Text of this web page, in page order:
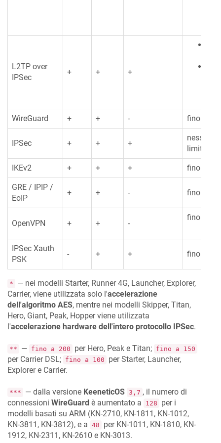
L2TP over
IPSec
+ + +
WireGuard + + - fino a 32
IPSec + + +
nessuna
IKEv2 + + + fino a 32
GRE / IPIP /
EoIP
+ + - fino a
OpenVPN + + -
fino a 32
IPSec Xauth
PSK
- + + fino a 32
*
— nei modelli Starter, Runner 4G, Launcher, Explorer,
Carrier, viene utilizzata solo l'accelerazione
dell'algoritmo AES, mentre nei modelli Skipper, Titan,
Hero, Giant, Peak, Hopper viene utilizzata
l'accelerazione hardware dell'intero protocollo IPSec.
** — fino a 200 per Hero, Peak e Titan; fino a 150
per Carrier DSL; fino a 100
per Starter, Launcher,
Explorer e Carrier.
*** — dalla versione KeeneticOS 3,7 , il numero di
connessioni WireGuard è aumentato a 128
per i
modelli basati su ARM (KN-2710, KN-1811, KN-1012,
KN-3811, KN-3812), e a 48
per KN-1011, KN-1810, KN-
1912, KN-2311, KN-2610 e KN-3013.